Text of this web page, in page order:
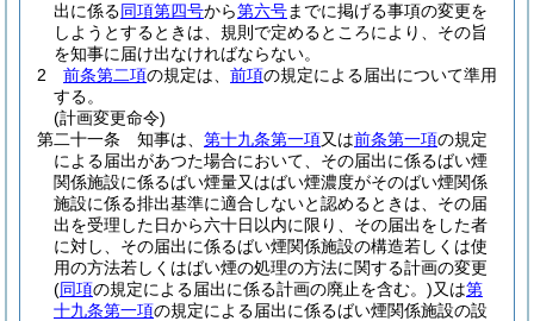
出に係る同項第四号から第六号までに掲げる事項の変更を
しようとするときは、規則で定めるところにより、その旨
を知事に届け出なければならない。
2
前条第二項の規定は、 前項の規定による届出について準用
する。
(計画変更命令)
第二十一条
知事は、 第十九条第一項又は前条第一項の規定
による届出があつた場合において、その届出に係るばい煙
関係施設に係るばい煙量又はばい煙濃度がそのばい煙関係
施設に係る排出基準に適合しないと認めるときは、その届
出を受理した日から六十日以内に限り、その届出をした者
に対し、その届出に係るばい煙関係施設の構造若しくは使
用の方法若しくはばい煙の処理の方法に関する計画の変更
(同項の規定による届出に係る計画の廃止を含む。)又は第
十九条第一項の規定による届出に係るばい煙関係施設の設